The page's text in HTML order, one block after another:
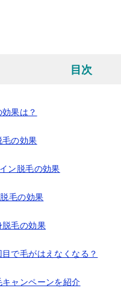
目次
果は？
毛の効果
ン脱毛の効果
毛の効果
脱毛の効果
で毛がはえなくなる？
ャンペーンを紹介